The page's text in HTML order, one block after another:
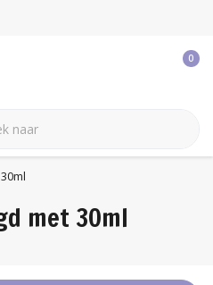
0
30ml
met 30ml